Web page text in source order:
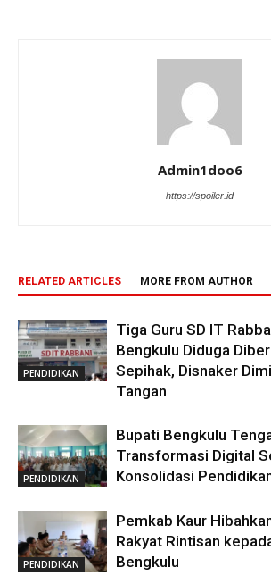
Admin1doo6
https://spoiler.id
RELATED ARTICLES MORE FROM AUTHOR
PENDIDIKAN
Tiga Guru SD IT
Bengkulu Diduga
Sepihak, Disnaker
Tangan
PENDIDIKAN
Bupati Bengkulu
Transformasi Digital
Konsolidasi
PENDIDIKAN
Pemkab Kaur
Rakyat Rintisan
Bengkulu